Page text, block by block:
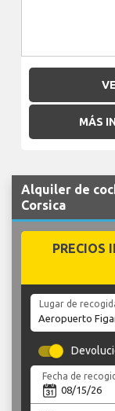
MÁS
Alquiler de
Corsica
PRECIOS
Lugar de
Fecha de